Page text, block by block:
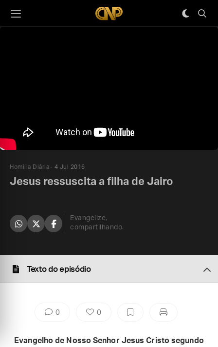
Homilia Diária 4 Jul 2016
Jesus ressuscita a filha de Jairo
Evangelize,
compartilhando.
Texto do episódio
0 0
Evangelho de Nosso Senhor Jesus Cristo segundo